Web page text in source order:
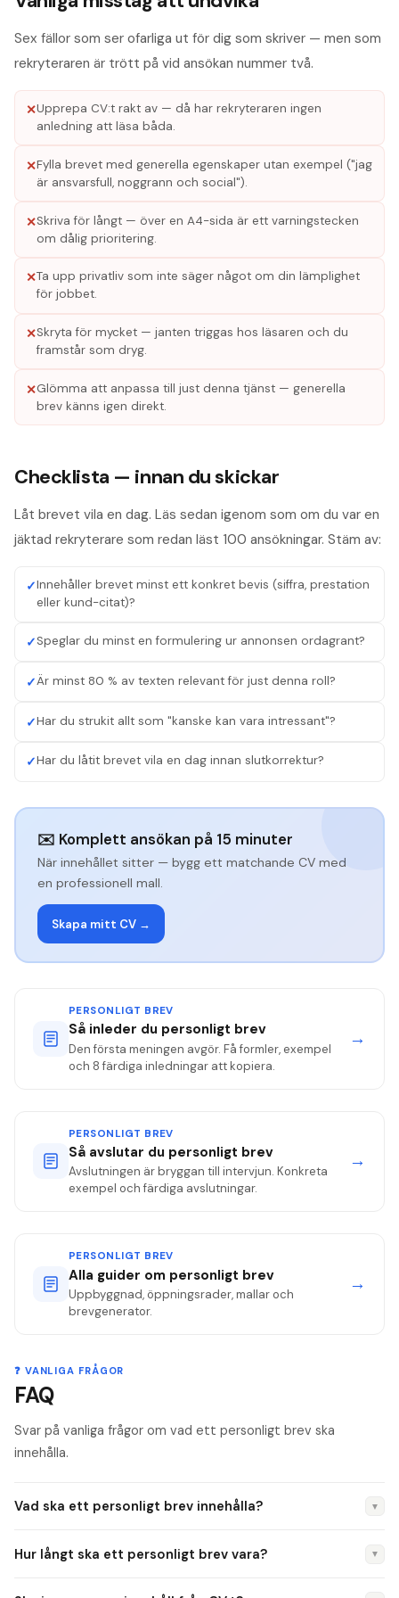
Sex fällor som ser ofarliga ut för dig som skriver — men som
rekryteraren är trött på vid ansökan nummer två.
✕Upprepa CV:t rakt av — då har rekryteraren ingen
anledning att läsa båda.
✕Fylla brevet med generella egenskaper utan exempel ("jag
är ansvarsfull, noggrann och social").
✕Skriva för långt — över en A4-sida är ett varningstecken
om dålig prioritering.
✕Ta upp privatliv som inte säger något om din lämplighet
för jobbet.
✕Skryta för mycket — janten triggas hos läsaren och du
framstår som dryg.
✕Glömma att anpassa till just denna tjänst — generella
brev känns igen direkt.
Checklista — innan du skickar
Låt brevet vila en dag. Läs sedan igenom som om du var en
jäktad rekryterare som redan läst 100 ansökningar. Stäm av:
✓Innehåller brevet minst ett konkret bevis (siffra, prestation
eller kund-citat)?
✓Speglar du minst en formulering ur annonsen ordagrant?
✓Är minst 80 % av texten relevant för just denna roll?
✓Har du strukit allt som "kanske kan vara intressant"?
✓Har du låtit brevet vila en dag innan slutkorrektur?
✉️ Komplett ansökan på 15 minuter
När innehållet sitter — bygg ett matchande CV med
en professionell mall.
Skapa mitt CV →
PERSONLIGT BREV
Så inleder du personligt brev
Den första meningen avgör. Få formler, exempel
och 8 färdiga inledningar att kopiera.
→
PERSONLIGT BREV
Så avslutar du personligt brev
Avslutningen är bryggan till intervjun. Konkreta
exempel och färdiga avslutningar.
→
PERSONLIGT BREV
Alla guider om personligt brev
Uppbyggnad, öppningsrader, mallar och
brevgenerator.
→
❓ VANLIGA FRÅGOR
FAQ
Svar på vanliga frågor om vad ett personligt brev ska
innehålla.
Vad ska ett personligt brev innehålla? ▼
CV:t förklarade i kontext), passande personlighet
Hur långt ska ett personligt brev vara? ▼